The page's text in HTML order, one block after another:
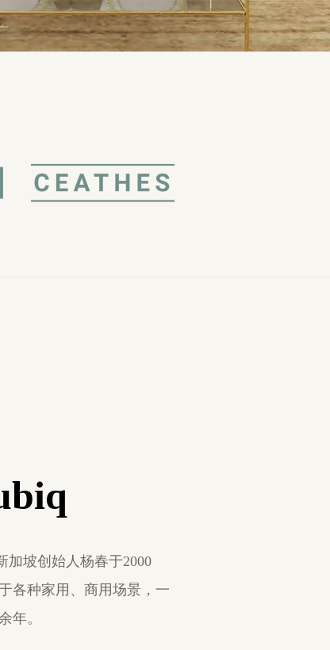
加坡创始人杨春于2000
各种家用、商用场景，一
年。